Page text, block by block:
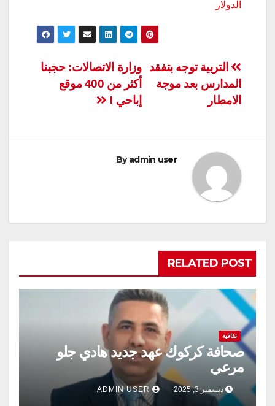
الدولار
تصفّح
المقالات
وزارة الاتصالات: حجبنا
أكثر من 400 موقع
إباحي !
التربية توجه بتفقد
المدارس بعد موجة
الامطار
Byadmin user
RELATED POST
ثقافية
صحافة كركوك عهد جديد هادي جلو
مرعي
ديسمبر 3, 2025 ADMIN USER